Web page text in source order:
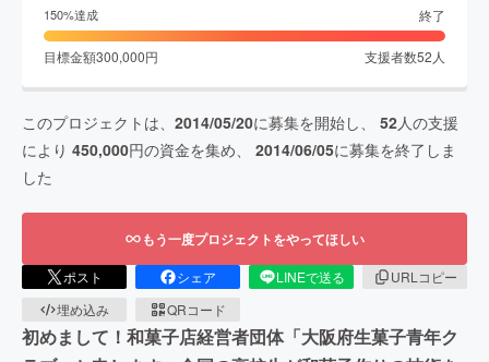
150%達成 終了
目標金額300,000円 支援者数52 人
このプロジェクトは、 2014/05/20に募集を開始し、 52人の支援
により 450,000円の資金を集め、 2014/06/05に募集を終了しま
した
もう一度プロジェクトをやってほしい
ポスト シェア LINEで送る
URLコピー
埋め込み
QRコード
初めまして！和菓子店経営者団体「大阪府生菓子青年ク